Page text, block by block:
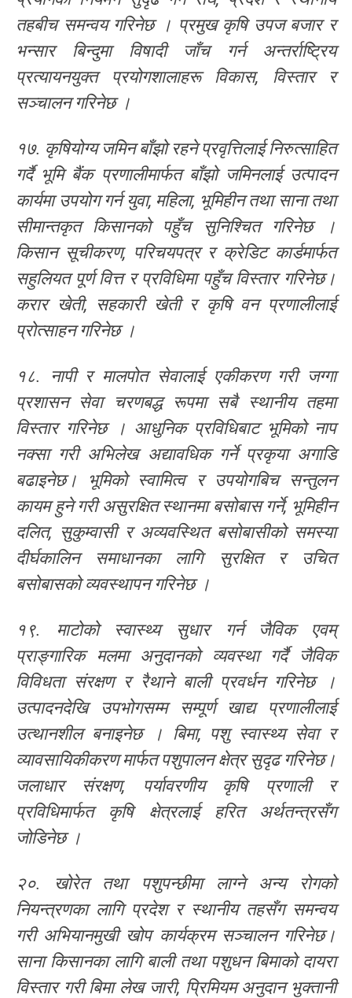
तहबीच समन्वय गरिनेछ । प्रमुख कृषि उपज बजार र
भन्सार बिन्दुमा विषादी जाँच गर्न अन्तर्राष्ट्रिय
प्रत्यायनयुक्त प्रयोगशालाहरू विकास, विस्तार र
सञ्चालन गरिनेछ ।
१७. कृषियोग्य जमिन बाँझो रहने प्रवृत्तिलाई निरुत्साहित
गर्दै भूमि बैंक प्रणालीमार्फत बाँझो जमिनलाई उत्पादन
कार्यमा उपयोग गर्न युवा, महिला, भूमिहीन तथा साना तथा
सीमान्तकृत किसानको पहुँच सुनिश्चित गरिनेछ ।
किसान सूचीकरण, परिचयपत्र र क्रेडिट कार्डमार्फत
सहुलियत पूर्ण वित्त र प्रविधिमा पहुँच विस्तार गरिनेछ।
करार खेती, सहकारी खेती र कृषि वन प्रणालीलाई
प्रोत्साहन गरिनेछ ।
१८. नापी र मालपोत सेवालाई एकीकरण गरी जग्गा
प्रशासन सेवा चरणबद्ध रूपमा सबै स्थानीय तहमा
विस्तार गरिनेछ । आधुनिक प्रविधिबाट भूमिको नाप
नक्सा गरी अभिलेख अद्यावधिक गर्ने प्रकृया अगाडि
बढाइनेछ। भूमिको स्वामित्व र उपयोगबिच सन्तुलन
कायम हुने गरी असुरक्षित स्थानमा बसोबास गर्ने, भूमिहीन
दलित, सुकुम्वासी र अव्यवस्थित बसोबासीको समस्या
दीर्घकालिन समाधानका लागि सुरक्षित र उचित
बसोबासको व्यवस्थापन गरिनेछ ।
१९. माटोको स्वास्थ्य सुधार गर्न जैविक एवम्
प्राङ्गारिक मलमा अनुदानको व्यवस्था गर्दै जैविक
विविधता संरक्षण र रैथाने बाली प्रवर्धन गरिनेछ ।
उत्पादनदेखि उपभोगसम्म सम्पूर्ण खाद्य प्रणालीलाई
उत्थानशील बनाइनेछ । बिमा, पशु स्वास्थ्य सेवा र
व्यावसायिकीकरण मार्फत पशुपालन क्षेत्र सुदृढ गरिनेछ।
जलाधार संरक्षण, पर्यावरणीय कृषि प्रणाली र
प्रविधिमार्फत कृषि क्षेत्रलाई हरित अर्थतन्त्रसँग
जोडिनेछ ।
२०. खोरेत तथा पशुपन्छीमा लाग्ने अन्य रोगको
नियन्त्रणका लागि प्रदेश र स्थानीय तहसँग समन्वय
गरी अभियानमुखी खोप कार्यक्रम सञ्चालन गरिनेछ।
साना किसानका लागि बाली तथा पशुधन बिमाको दायरा
विस्तार गरी बिमा लेख जारी, प्रिमियम अनुदान भुक्तानी